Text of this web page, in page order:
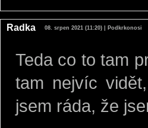
Radka 08. srpen 2021 (11:20) | Podkrkonosi
Teda co to tam
tam nejvíc
jsem ráda, že